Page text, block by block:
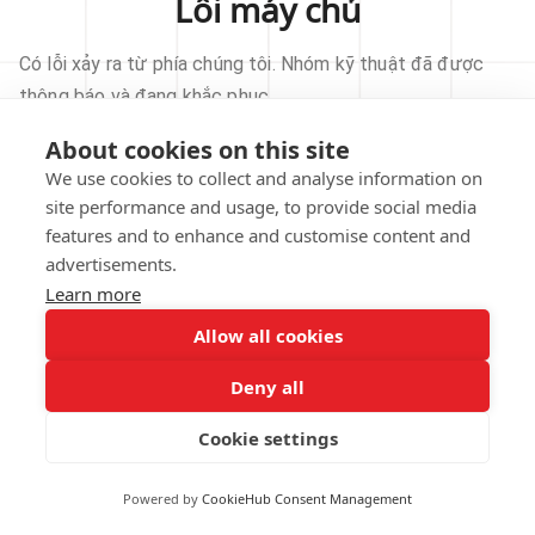
About cookies on this site
We use cookies to collect and analyse information on
site performance and usage, to provide social media
features and to enhance and customise content and
advertisements.
Learn more
Allow all cookies
Deny all
Cookie settings
Powered by CookieHub Consent Management
Lỗi máy chủ
Có lỗi xảy ra từ phía chúng tôi. Nhóm kỹ thuật đã được
thông báo và đang khắc phục.
THỬ LẠI
VỀ TRANG CHỦ
notified.